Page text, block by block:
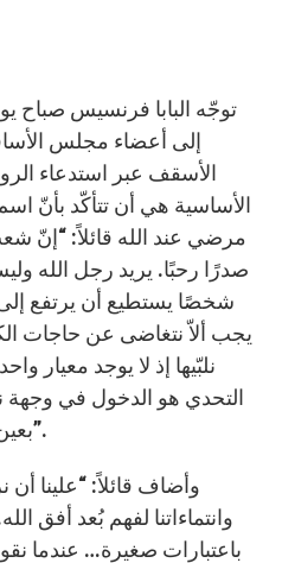
إلى أعضاء مجلس
الأسقف عبر استدعاء
الأساسية هي أن تتأكّد بأنّ
مرضي عند الله قائلاً: “إنّ
صدرًا رحبًا. يريد رجل الله
شخصًا يستطيع أن يرتفع إلى
يجب ألاّ نتغاضى عن حاجات
نلبّيها إذ لا يوجد معيار
التحدي هو الدخول في وجهة
بعين الإعتبار واقع كنائس معيّنة”.
وأضاف قائلاً: “علينا أن
وانتماءاتنا لفهم بُعد أفق
باعتبارات صغيرة… عندما